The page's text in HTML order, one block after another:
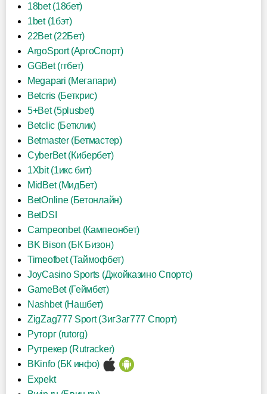
18bet (18бет)
1bet (1бэт)
22Bet (22Бет)
ArgoSport (АргоСпорт)
GGBet (ггбет)
Megapari (Мегапари)
Betcris (Беткрис)
5+Bet (5plusbet)
Betclic (Бетклик)
Betmaster (Бетмастер)
CyberBet (Кибербет)
1Xbit (1икс бит)
MidBet (МидБет)
BetOnline (Бетонлайн)
BetDSI
Campeonbet (Кампеонбет)
BK Bison (БК Бизон)
Timeofbet (Таймофбет)
JoyCasino Sports (Джойказино Спортс)
GameBet (Геймбет)
Nashbet (Нашбет)
ZigZag777 Sport (ЗигЗаг777 Спорт)
Руторг (rutorg)
Рутрекер (Rutracker)
BKinfo (БК инфо)
Expekt